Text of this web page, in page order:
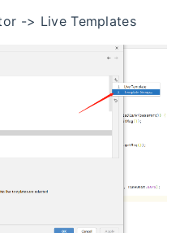
-> Live Templates